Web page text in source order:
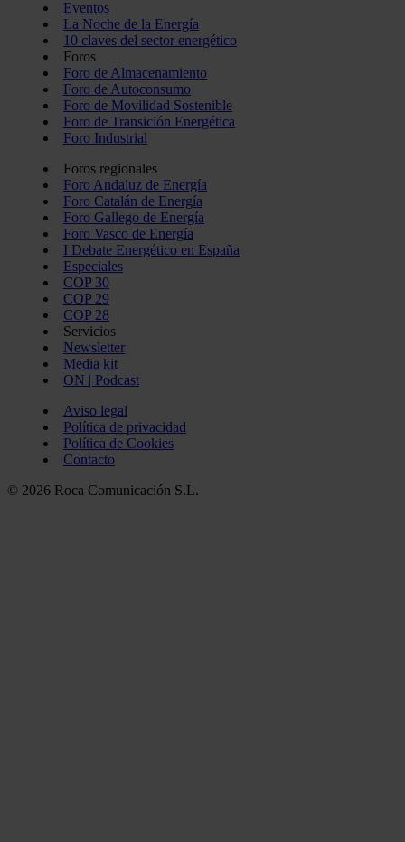
Eventos
La Noche de la Energía
10 claves del sector energético
Foros
Foro de Almacenamiento
Foro de Autoconsumo
Foro de Movilidad Sostenible
Foro de Transición Energética
Foro Industrial
Foros regionales
Foro Andaluz de Energía
Foro Catalán de Energía
Foro Gallego de Energía
Foro Vasco de Energía
I Debate Energético en España
Especiales
COP 30
COP 29
COP 28
Servicios
Newsletter
Media kit
ON | Podcast
Aviso legal
Política de privacidad
Política de Cookies
Contacto
© 2026 Roca Comunicación S.L.